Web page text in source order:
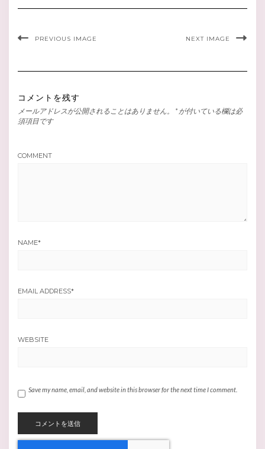
PREVIOUS IMAGE NEXT IMAGE
コメントを残す
メールアドレスが公開されることはありません。 * が付いている欄は必
須項目です
COMMENT
NAME*
EMAIL ADDRESS*
WEBSITE
Save my name, email, and website in this browser for the next time I comment.